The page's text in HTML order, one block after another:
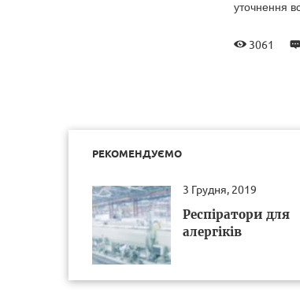
уточнення
3061
РЕКОМЕНДУЄМО
3 Грудня, 2019
Респіратори для
алергіків